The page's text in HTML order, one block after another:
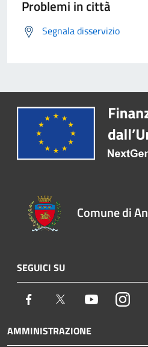
Problemi in città
Segnala disservizio
Comune di
SEGUICI SU
Facebook Twitter Youtube
AMMINISTRAZIONE